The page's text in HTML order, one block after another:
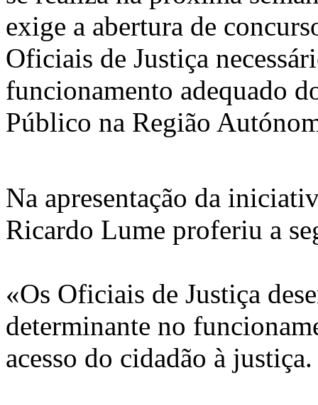
exige a abertura de
Oficiais de Justiça
funcionamento adequado
Público na Região
Na apresentação da
Ricardo Lume proferiu a
«Os Oficiais de Justiça
determinante no
acesso do cidadão à justiça.